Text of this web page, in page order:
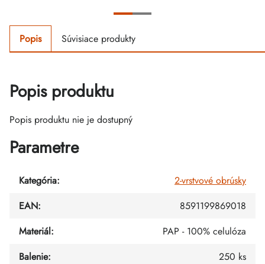
Popis Súvisiace produkty
Popis produktu
Popis produktu nie je dostupný
Parametre
Kategória:
2-vrstvové obrúsky
EAN:
8591199869018
Materiál:
PAP - 100% celulóza
Balenie:
250 ks